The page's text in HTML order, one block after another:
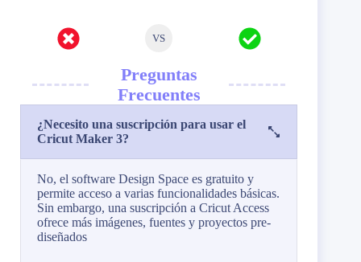
VS
Preguntas
Frecuentes
¿Necesito una suscripción para usar el
Cricut Maker 3?
No, el software Design Space es gratuito y
permite acceso a varias funcionalidades básicas.
Sin embargo, una suscripción a Cricut Access
ofrece más imágenes, fuentes y proyectos pre-
diseñados​